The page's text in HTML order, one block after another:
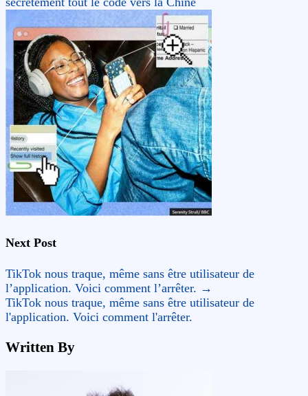
Next Post
TikTok nous traque, même sans être utilisateur de
l’application. Voici comment l’arrêter. →
TikTok nous traque, même sans être utilisateur de
l'application. Voici comment l'arrêter.
Written By